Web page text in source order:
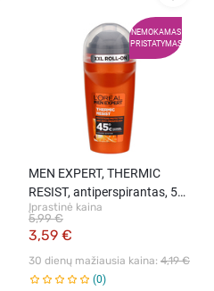
NEMOKAMAS
PRISTATYMAS
MEN EXPERT, THERMIC
RESIST, antiperspirantas, 50
ml
Įprastinė kaina
3,59 €
5,99 €
30 dienų mažiausia kaina: 4,19 €
0